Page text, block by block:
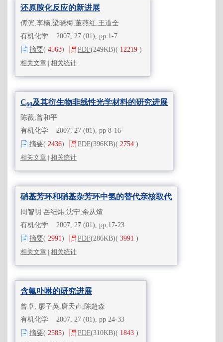
还原胺化反应的新进展
傅滨,李楠,梁晓梅,董燕红,王道全
有机化学 2007, 27 (01), pp 1-7
摘要( 4563) PDF(249KB)( 12219 )
相关文章 | 相关统计
C60及其衍生物非线性光学材料的研究进展
陈薇,曾和平
有机化学 2007, 27 (01), pp 8-16
摘要( 2436) PDF(396KB)( 2754 )
相关文章 | 相关统计
硝基芳环和硝基杂芳环中氢的替代亲核取代
周智明 岳纪炜,沈宁,余从煊
有机化学 2007, 27 (01), pp 17-23
摘要( 2991) PDF(286KB)( 3991 )
相关文章 | 相关统计
含氟卟啉的研究进展
曾卓, 廖子英,唐天声,陈超森
有机化学 2007, 27 (01), pp 24-33
摘要( 2585) PDF(310KB)( 1843 )